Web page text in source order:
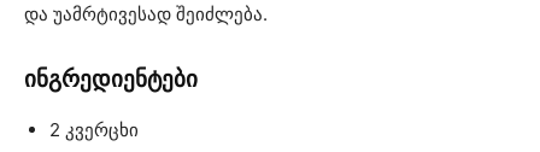
და უამრტივესად შეიძლება.
ინგრედიენტები
2 კვერცხი